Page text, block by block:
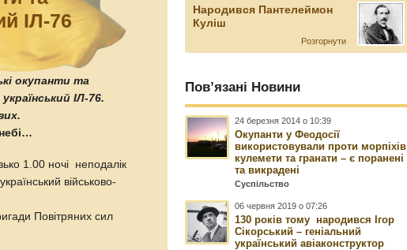
ІЛ-76
окупанти та
ІЛ-76.
1.00 ночі неподалік
військово-
Повітряних сил
Народився Пантелеймон
Куліш
Розгорнути
Пов’язані Новини
24 березня 2014 о 10:39
Окупанти у Феодосії
використовували проти морпіхів
кулемети та гранати – є поранені
та викрадені
Суспільство
06 червня 2019 о 07:26
130 років тому народився Ігор
Сікорський – геніальний
український авіаконструктор